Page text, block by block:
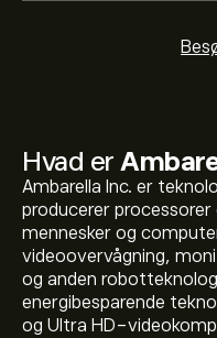
Hvad er
Ambarella Inc. er
producerer
mennesker og
videoovervågning,
og anden
energibesparende
og Ultra HD-